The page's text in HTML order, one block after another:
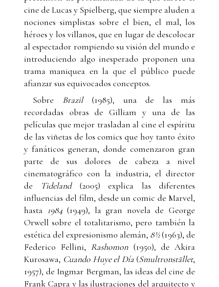
cine de Lucas y Spielberg, que siempre aluden a
nociones simplistas sobre el bien, el mal, los
héroes y los villanos, que en lugar de descolocar
al espectador rompiendo su visión del mundo e
introduciendo algo inesperado proponen una
trama maniquea en la que el público puede
afianzar sus equivocados conceptos.
Sobre Brazil (1985), una de las más
recordadas obras de Gilliam y una de las
películas que mejor trasladan al cine el espíritu
de las viñetas de los comics que hoy tanto éxito
y fanáticos generan, donde comenzaron gran
parte de sus dolores de cabeza a nivel
cinematográfico con la industria, el director
de
Tideland(2005) explica las diferentes
influencias del film, desde un comic de Marvel,
hasta 1984(1949), la gran novela de George
Orwell sobre el totalitarismo, pero también la
estética del expresionismo alemán, 8½(1963), de
Federico Fellini, Rashomon(1950), de Akira
Kurosawa, Cuando Huye el Día (Smultronstället,
1957), de Ingmar Bergman, las ideas del cine de
Frank Capra y las ilustraciones del arquitecto y